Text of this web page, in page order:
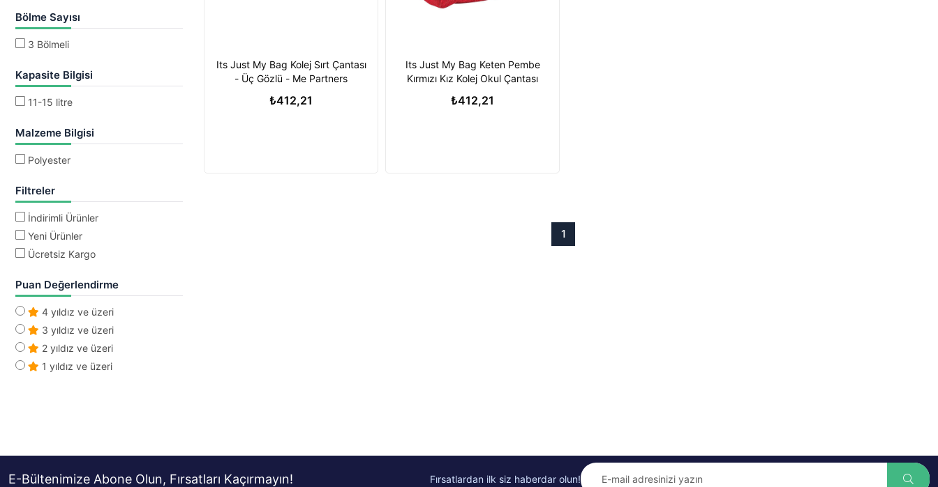
Bölme Sayısı
3 Bölmeli
Kapasite Bilgisi
11-15 litre
Malzeme Bilgisi
Polyester
Filtreler
İndirimli Ürünler
Yeni Ürünler
Ücretsiz Kargo
Puan Değerlendirme
4 yıldız ve üzeri
3 yıldız ve üzeri
2 yıldız ve üzeri
1 yıldız ve üzeri
Its Just My Bag Kolej Sırt Çantası
- Üç Gözlü - Me Partners
₺412,21
Its Just My Bag Keten Pembe
Kırmızı Kız Kolej Okul Çantası
₺412,21
1
E-Bültenimize Abone Olun, Fırsatları Kaçırmayın! Fırsatlardan ilk siz haberdar olun!